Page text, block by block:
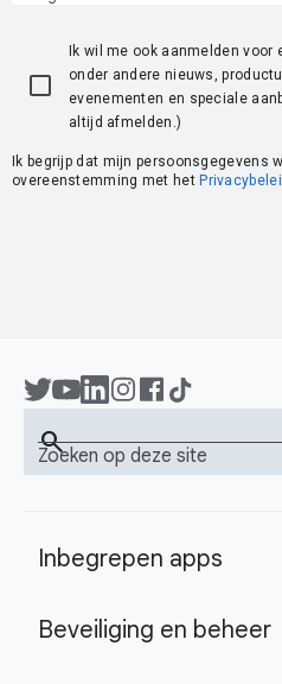
Ik wil me ook aanmelden
onder andere nieuws,
evenementen en speciale
altijd afmelden.)
Ik begrijp dat mijn persoonsgegevens
overeenstemming met het
Zoeken op deze site
search
Inbegrepen apps
Beveiliging en beheer